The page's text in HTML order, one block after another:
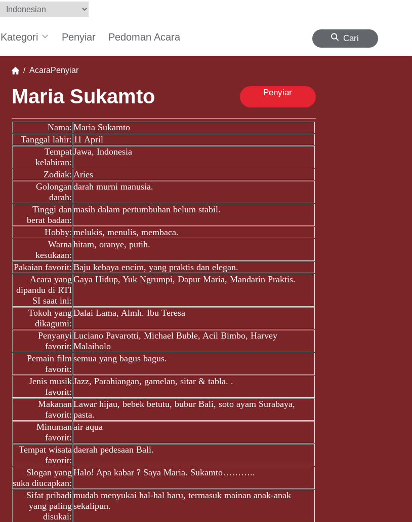
Kategori Penyiar Pedoman Acara Cari
/AcaraPenyiar
Maria Sukamto Penyiar
Nama: Maria Sukamto
Tanggal lahir: 11 April
Tempat
kelahiran:
Jawa, Indonesia
Zodiak: Aries
Golongan
darah:
darah murni manusia.
Tinggi dan
berat badan:
masih dalam pertumbuhan belum stabil.
Hobby: melukis, menulis, membaca.
Warna
kesukaan:
hitam, oranye, putih.
Pakaian favorit: Baju kebaya encim, yang praktis dan elegan.
Acara yang
dipandu di RTI
SI saat ini:
Gaya Hidup, Yuk Ngrumpi, Dapur Maria, Mandarin Praktis.
Tokoh yang
dikagumi:
Dalai Lama, Almh. Ibu Teresa
Penyanyi
favorit:
Luciano Pavarotti, Michael Buble, Acil Bimbo, Harvey
Malaiholo
Pemain film
favorit:
semua yang bagus bagus.
Jenis musik
favorit:
Jazz, Parahiangan, gamelan, sitar & tabla. .
Makanan
favorit:
Lawar hijau, bebek betutu, bubur Bali, soto ayam Surabaya,
pasta.
Minuman
favorit:
air aqua
Tempat wisata
favorit:
daerah pedesaan Bali.
Slogan yang
suka diucapkan:
Halo! Apa kabar ? Saya Maria. Sukamto………..
Sifat pribadi
yang paling
disukai:
mudah menyukai hal-hal baru, termasuk mainan anak-anak
sekalipun.